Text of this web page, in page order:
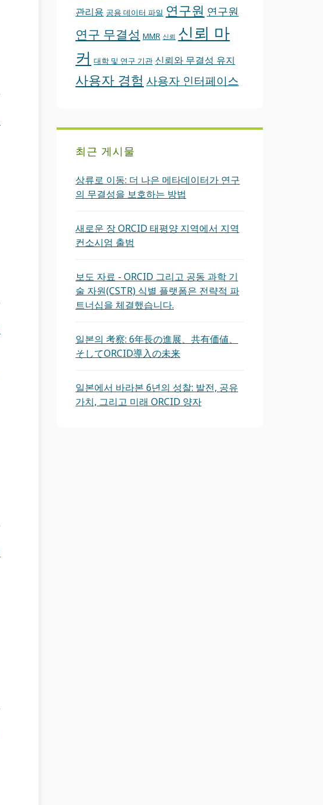
관리용 공용 데이터 파일 연구원 연구원
연구 무결성 MMR 신뢰 신뢰 마
커 대학 및 연구 기관 신뢰와 무결성 유지
사용자 경험 사용자 인터페이스
최근 게시물
상류로 이동: 더 나은 메타데이터가 연구
의 무결성을 보호하는 방법
새로운 장 ORCID 태평양 지역에서 지역
컨소시엄 출범
보도 자료 - ORCID 그리고 공동 과학 기
술 자원(CSTR) 식별 플랫폼은 전략적 파
트너십을 체결했습니다.
일본의 考察: 6年長の進展、共有価値、
そしてORCID導入の未来
일본에서 바라본 6년의 성찰: 발전, 공유
가치, 그리고 미래 ORCID 양자